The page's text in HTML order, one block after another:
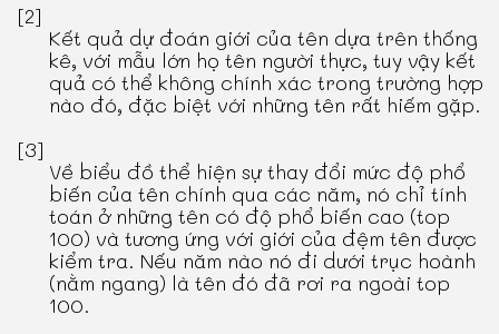
[2]
Kết quả dự đoán giới của tên dựa trên thống
kê, với mẫu lớn họ tên người thực, tuy vậy kết
quả có thể không chính xác trong trường hợp
nào đó, đặc biệt với những tên rất hiếm gặp.
[3]
Về biểu đồ thể hiện sự thay đổi mức độ phổ
biến của tên chính qua các năm, nó chỉ tính
toán ở những tên có độ phổ biến cao (top
100) và tương ứng với giới của đệm tên được
kiểm tra. Nếu năm nào nó đi dưới trục hoành
(nằm ngang) là tên đó đã rơi ra ngoài top
100.